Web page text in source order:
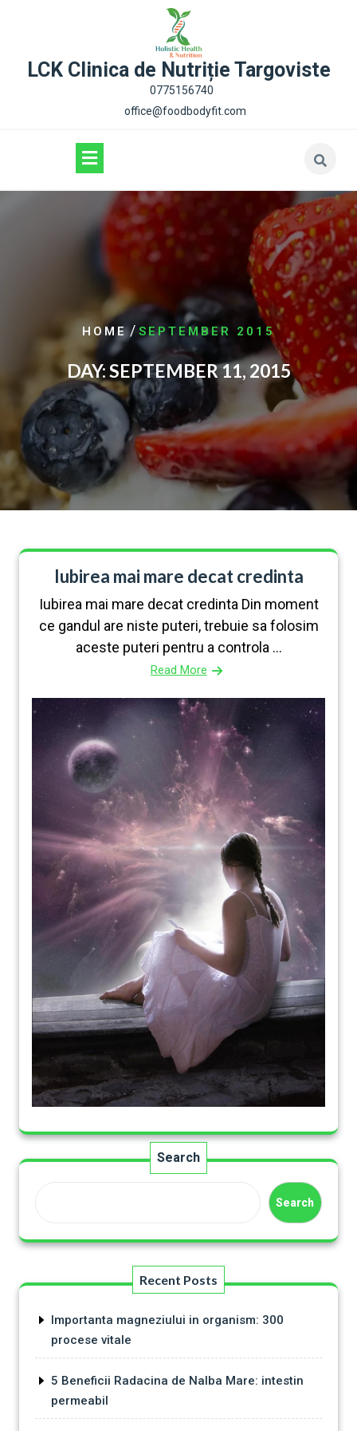
LCK Clinica de Nutriție Targoviste
0775156740
office@foodbodyfit.com
HOME/ SEPTEMBER 2015
DAY:SEPTEMBER 11, 2015
Iubirea mai mare decat credinta
Iubirea mai mare decat credinta Din moment
ce gandul are niste puteri, trebuie sa folosim
aceste puteri pentru a controla ...
Read More
Search
Search
Recent Posts
Importanta magneziului in organism: 300
procese vitale
5 Beneficii Radacina de Nalba Mare: intestin
permeabil